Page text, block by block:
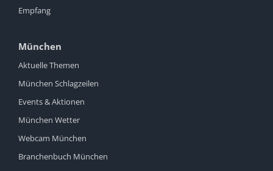
Empfang
München
Aktuelle Themen
München Schlagzeilen
Events & Aktionen
München Wetter
Webcam München
Branchenbuch München